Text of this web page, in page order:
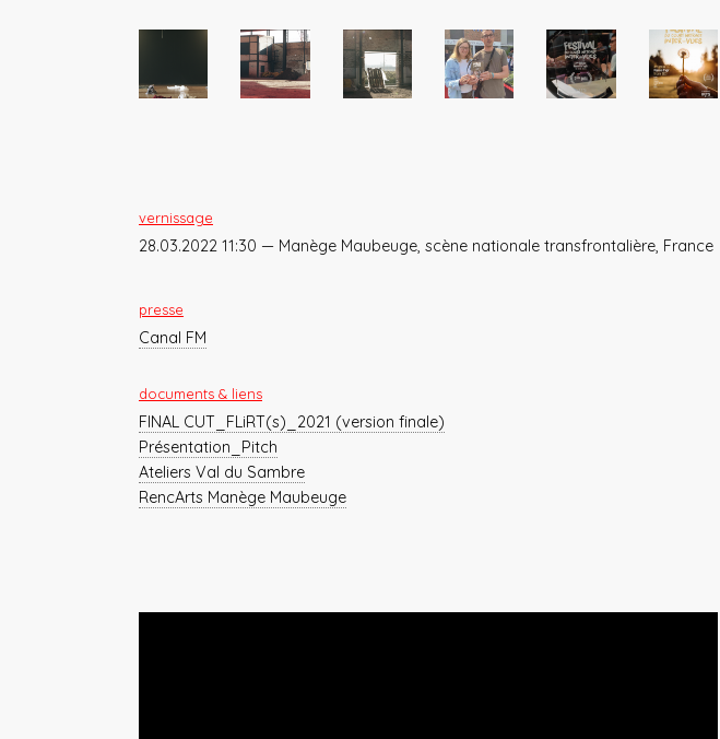
vernissage
28.03.2022 11:30 — Manège Maubeuge, scène nationale transfrontalière, France
presse
Canal FM
documents & liens
FINAL CUT_FLiRT(s)_2021 (version finale)
Présentation_Pitch
Ateliers Val du Sambre
RencArts Manège Maubeuge